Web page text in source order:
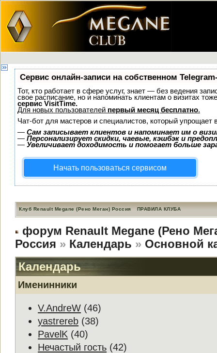
Сервис онлайн-записи на собственном
Тот, кто работает в сфере услуг, знает — без ведения
свое расписание, но и напоминать клиентам о визитах
сервис VisitTime.
Для новых пользователей первый месяц бесплатно.
Чат-бот для мастеров и специалистов, который упрощает
— Сам записывает клиентов и напоминает им о
— Персонализирует скидки, чаевые, кэшбэк и
— Увеличивает доходимость и помогает больше
Начать пользоваться сервисом
Клуб Renault Megane (Рено Меган) Россия ПРАВИЛА КЛУБА
форум Renault Megane (Рено
Россия » Календарь » Основной
Календарь
Именинники
V.AndreW (46)
yastrereb (38)
PavelK (40)
Нечастый гость (42)